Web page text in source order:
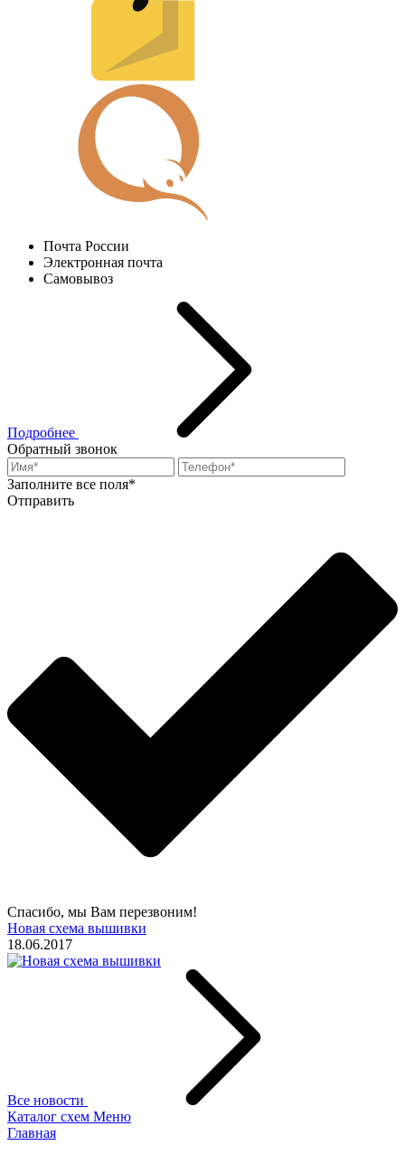
Почта России
Электронная почта
Самовывоз
Подробнее
Обратный звонок
Заполните все поля*
Отправить
Спасибо, мы Вам перезвоним!
Новая схема вышивки
18.06.2017
Все новости
Каталог схем Меню
Главная